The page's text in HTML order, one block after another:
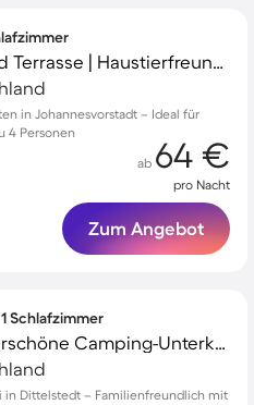
Apartment mit Garten und Terrasse | Haustierfreundlich
in Johannesvorstadt – Ideal für
4 Personen
ab 64 €
pro Nacht
Zum Angebot
Schlafzimmer
Kinderfreundliche wunderschöne Camping-Unterkunft mit Terrasse
in Dittelstedt – Familienfreundlich mit